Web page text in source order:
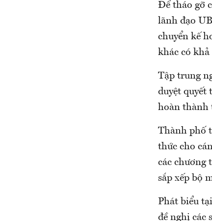
Để tháo gỡ
lãnh đạo
chuyển kế
khác có
Tập trung
duyệt quyết
hoàn thành
Thành phố
thức cho
các chương
sắp xếp bộ
Phát biểu
đề nghị các